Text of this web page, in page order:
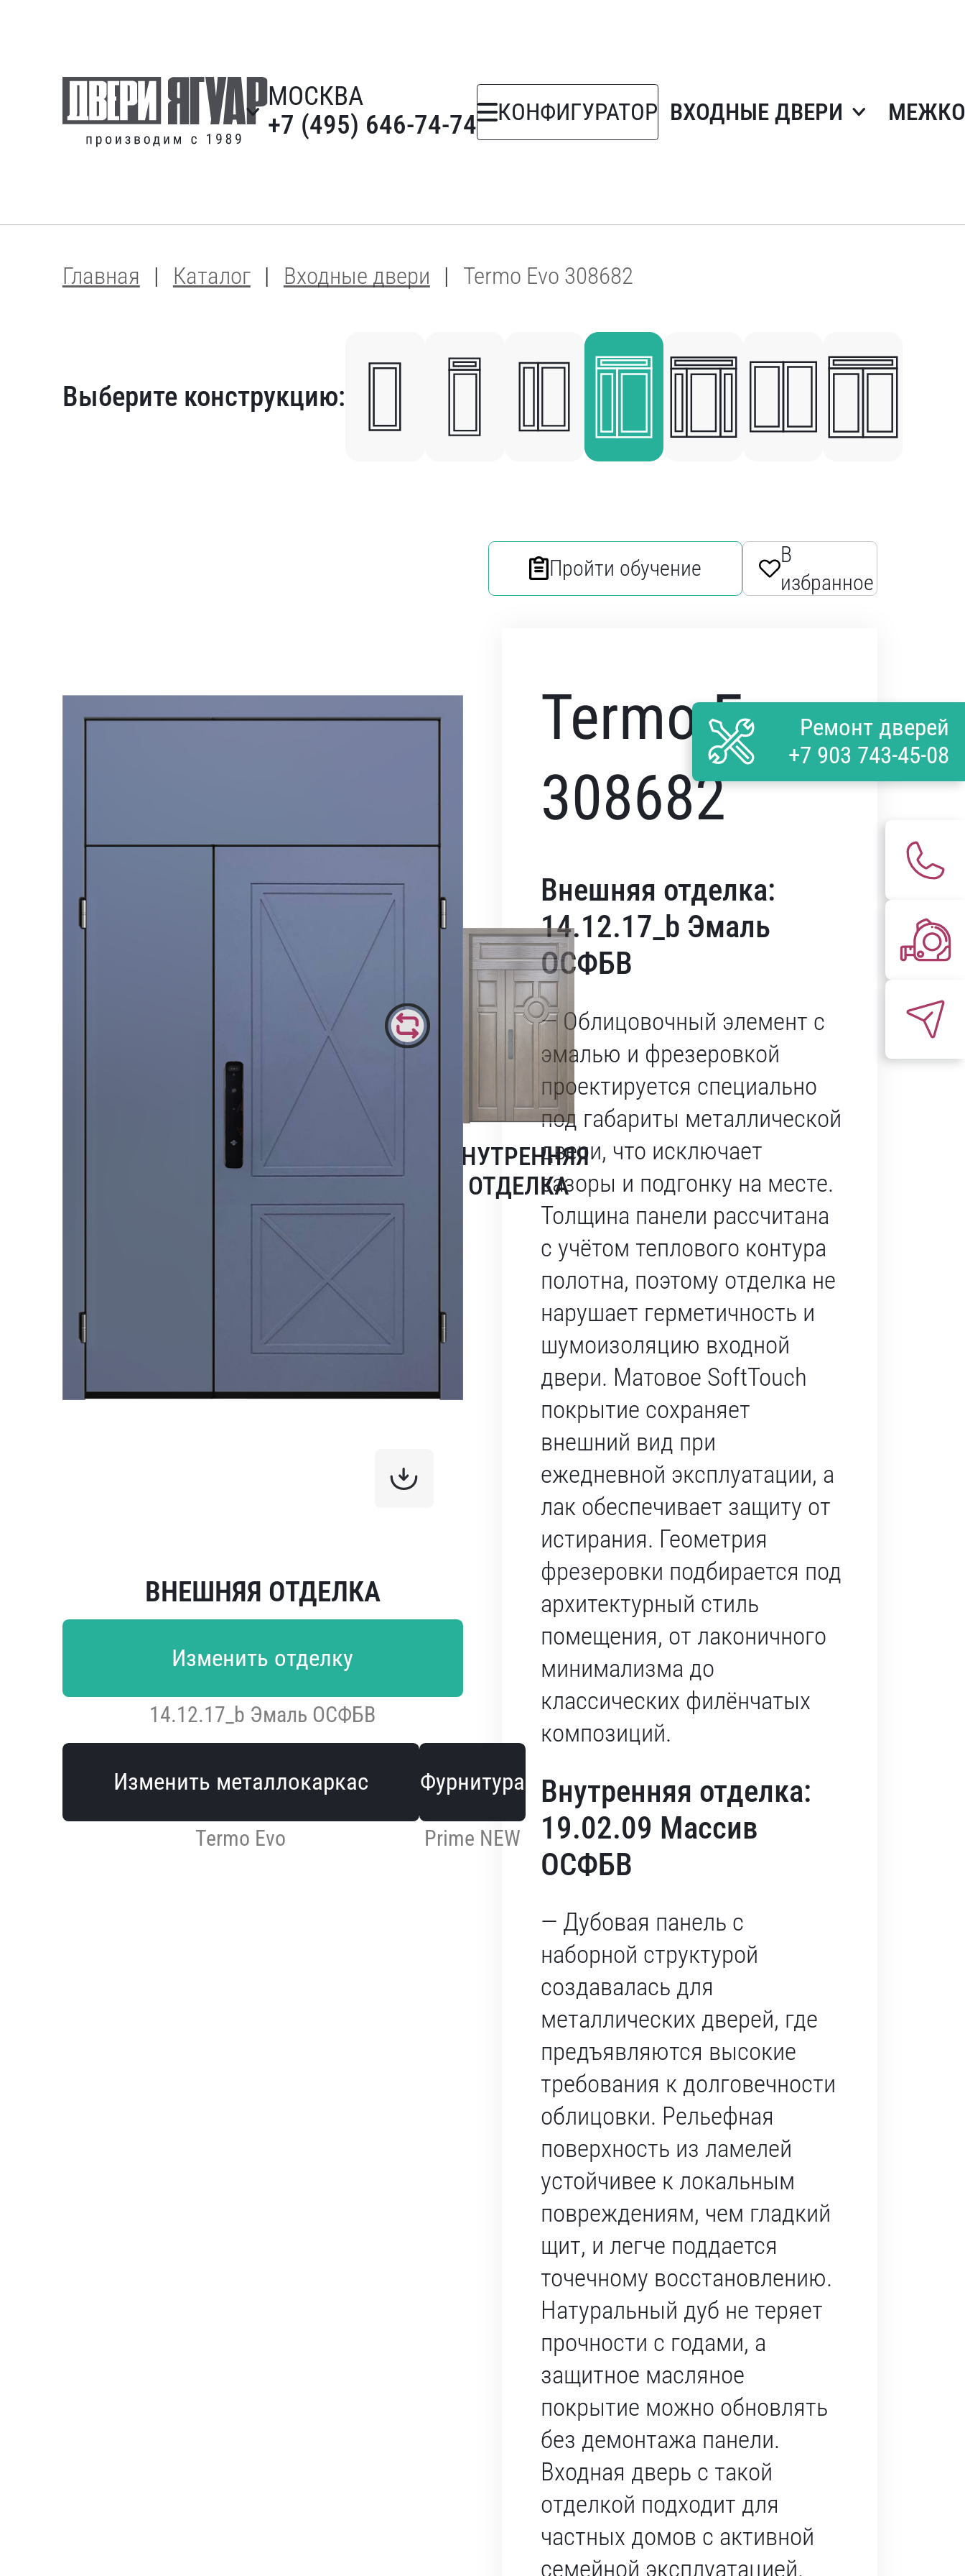
МОСКВА
+7 (495) 646-74-74
КОНФИГУРАТОР ВХОДНЫЕ ДВЕРИ
Главная Каталог Входные двери Termo Evo 308682
Выберите конструкцию:
ВНУТРЕННЯЯ
ОТДЕЛКА
ВНЕШНЯЯ ОТДЕЛКА
Изменить отделку
14.12.17_b Эмаль ОСФБВ
Изменить металлокаркас
Termo Evo
Фурнитура
Prime NEW
Пройти обучение
В
избранное
Termo Evo
308682
Внешняя отделка:
14.12.17_b Эмаль
ОСФБВ
— Облицовочный элемент с
эмалью и фрезеровкой
проектируется специально
под габариты металлической
двери, что исключает
зазоры и подгонку на месте.
Толщина панели рассчитана
с учётом теплового контура
полотна, поэтому отделка не
нарушает герметичность и
шумоизоляцию входной
двери. Матовое SoftTouch
покрытие сохраняет
внешний вид при
ежедневной эксплуатации, а
лак обеспечивает защиту от
истирания. Геометрия
фрезеровки подбирается под
архитектурный стиль
помещения, от лаконичного
минимализма до
классических филёнчатых
композиций.
Внутренняя отделка:
19.02.09 Массив
ОСФБВ
— Дубовая панель с
наборной структурой
создавалась для
металлических дверей, где
предъявляются высокие
требования к долговечности
облицовки. Рельефная
поверхность из ламелей
устойчивее к локальным
повреждениям, чем гладкий
щит, и легче поддается
точечному восстановлению.
Натуральный дуб не теряет
прочности с годами, а
защитное масляное
покрытие можно обновлять
без демонтажа панели.
Входная дверь с такой
отделкой подходит для
частных домов с активной
семейной эксплуатацией.
Ремонт дверей
+7 903 743-45-08